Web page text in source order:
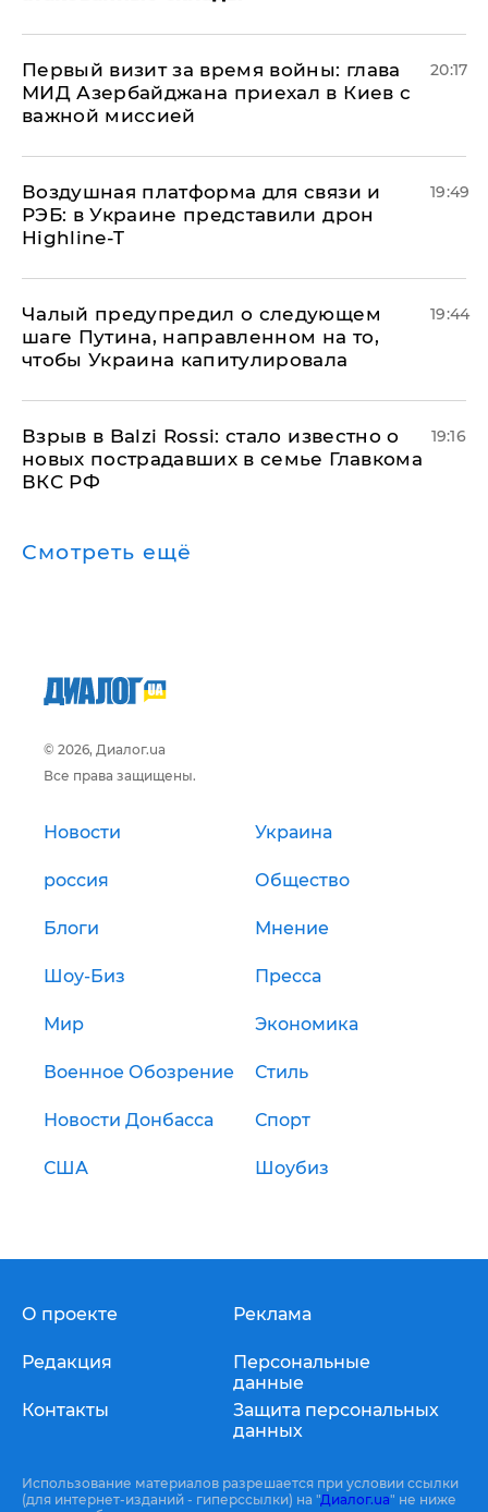
Первый визит за время войны: глава
МИД Азербайджана приехал в Киев с
важной миссией
20:17
Воздушная платформа для связи и
РЭБ: в Украине представили дрон
Highline-T
19:49
Чалый предупредил о следующем
шаге Путина, направленном на то,
чтобы Украина капитулировала
19:44
Взрыв в Balzi Rossi: стало известно о
новых пострадавших в семье Главкома
ВКС РФ
19:16
Смотреть ещё
© 2026, Диалог.ua
Все права защищены.
Новости Украина
россия Общество
Блоги Мнение
Шоу-Биз Пресса
Мир Экономика
Военное Обозрение Стиль
Новости Донбасса Спорт
США Шоубиз
О проекте
Редакция
Контакты
Реклама
Персональные
данные
Защита персональных
данных
Использование материалов разрешается при условии ссылки
(для интернет-изданий - гиперссылки) на "Диалог.ua" не ниже